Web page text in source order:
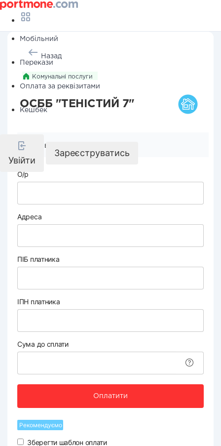
Мобільний
Перекази
Оплата за реквізитами
Кешбек
Увійти
Зареєструватись
Назад
Комунальні послуги
ОСББ "ТЕНІСТИЙ 7"
Реквізити компанії
О/р
Адреса
ПІБ платника
ІПН платника
Сума до сплати
Оплатити
Рекомендуємо
Зберегти шаблон оплати